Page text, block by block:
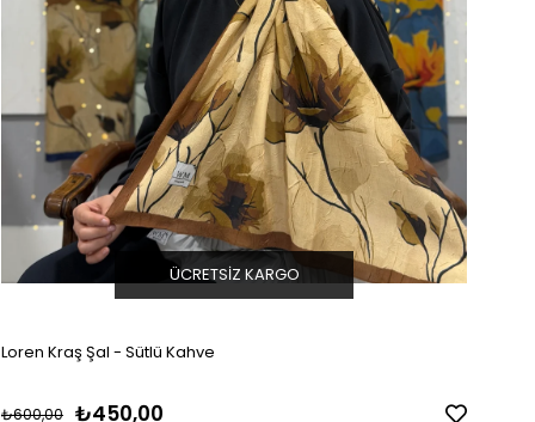
Loren Kraş Şal - Sütlü Kahve
₺450,00
₺600,00
ÜCRETSIZ KARGO